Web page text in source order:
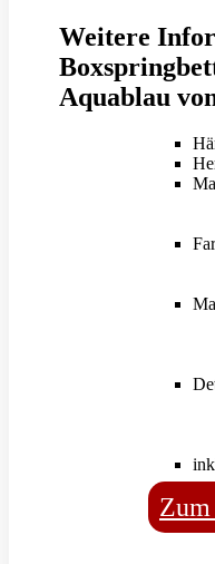
Weitere
Aquablau